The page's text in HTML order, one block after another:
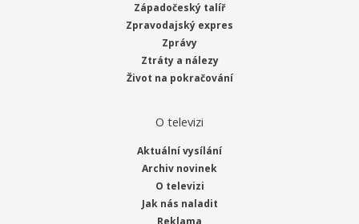
Západočeský talíř
Zpravodajský expres
Zprávy
Ztráty a nálezy
Život na pokračování
O televizi
Aktuální vysílání
Archiv novinek
O televizi
Jak nás naladit